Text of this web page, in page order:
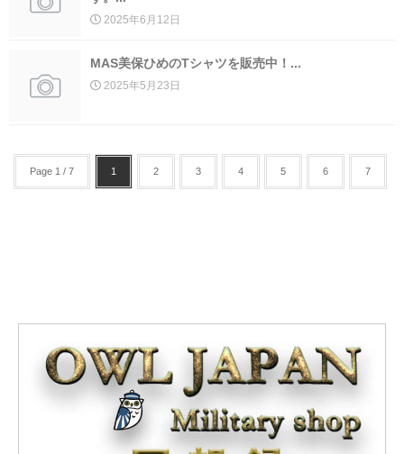
2025年6月12日
MAS美保ひめのTシャツを販売中！...
2025年5月23日
Page 1 / 7 1 2 3 4 5 6 7